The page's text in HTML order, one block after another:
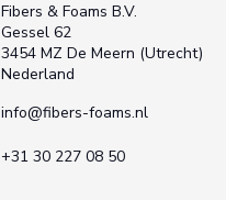
Fibers & Foams B.V.
Gessel 62
3454 MZ De Meern (Utrecht)
Nederland
info@fibers-foams.nl
+31 30 227 08 50